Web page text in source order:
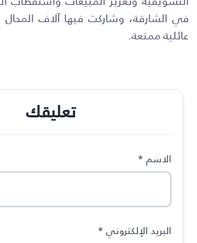
في الشارقة، وشاركت فيها آلاف المحال
عائلية ممتعة.
تعليقك
الاسم *
البريد الإلكتروني *